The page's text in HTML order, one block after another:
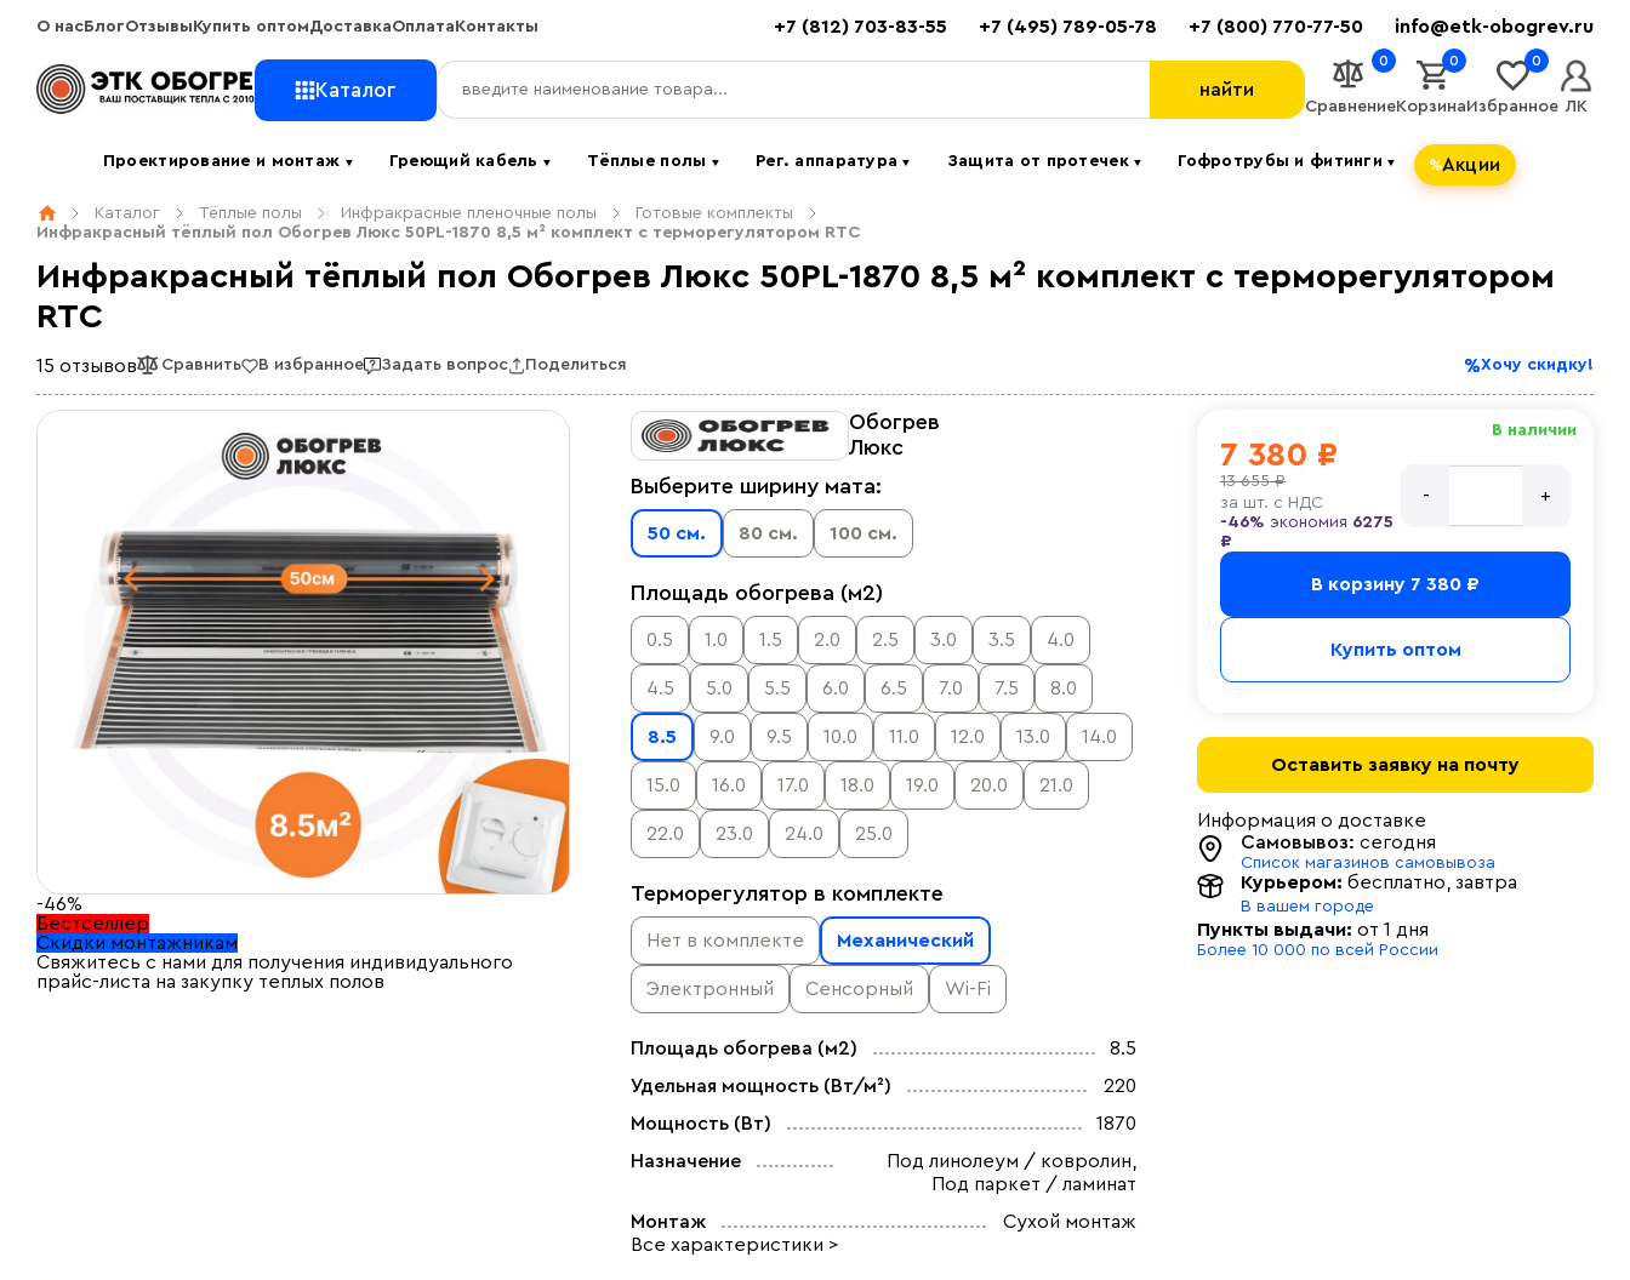
О нас БлогОтзывы Купить оптомДоставкаОплата Контакты +7 (812) 703-83-55 +7 (495) 789-05-78 +7 (800) 770-77-50 info@etk-obogrev.ru
Каталог найти
Сравнение
0
Корзина
0
Избранное
0
ЛК
Проектирование и монтаж ▼ Греющий кабель▼ Тёплые полы ▼ Рег. аппаратура▼ Защита от протечек▼ Гофротрубы и фитинги▼ Акции
Каталог Тёплые полы Инфракрасные пленочные полы
Готовые комплекты
Инфракрасный тёплый пол Обогрев Люкс 50PL-1870 8,5 м² комплект c терморегулятором RTC
Инфракрасный тёплый пол Обогрев Люкс 50PL-1870 8,5 м² комплект c терморегулятором
RTC
15 отзывов Сравнить В избранное Задать вопрос Поделиться Хочу скидку!
-46%
Бестселлер
Скидки монтажникам
Свяжитесь с нами для получения индивидуального
прайс-листа на закупку теплых полов
Обогрев
Люкс
Выберите ширину мата:
50 см. 80 см. 100 см.
Площадь обогрева (м2)
0.5 1.0 1.5 2.0 2.5 3.0 3.5 4.0
4.5 5.0 5.5 6.0 6.5 7.0 7.5 8.0
8.5 9.0 9.5 10.0 11.0 12.0 13.0 14.0
15.0 16.0 17.0 18.0 19.0 20.0 21.0
22.0 23.0 24.0 25.0
Терморегулятор в комплекте
Нет в комплекте Механический
Электронный Сенсорный Wi-Fi
Площадь обогрева (м2)
8.5
Удельная мощность (Вт/м²)
220
Мощность (Вт)
1870
Назначение
Под линолеум / ковролин,
Под паркет / ламинат
Монтаж
Сухой монтаж
Все характеристики >
В наличии
7 380 ₽
13 655 ₽
за шт. с НДС
-46% экономия 6275
₽
В корзину 7 380 ₽
Купить оптом
Оставить заявку на почту
Информация о доставке
Самовывоз: сегодня
Список магазинов самовывоза
Курьером: бесплатно , завтра
В вашем городе
Пункты выдачи: от 1 дня
Более 10 000 по всей России